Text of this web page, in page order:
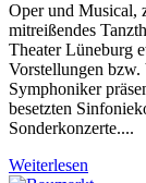
Oper und Musical,
mitreißendes
Theater Lüneburg
Vorstellungen
Symphoniker
besetzten
Sonderkonzerte....
Weiterlesen